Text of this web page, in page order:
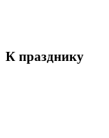
К празднику